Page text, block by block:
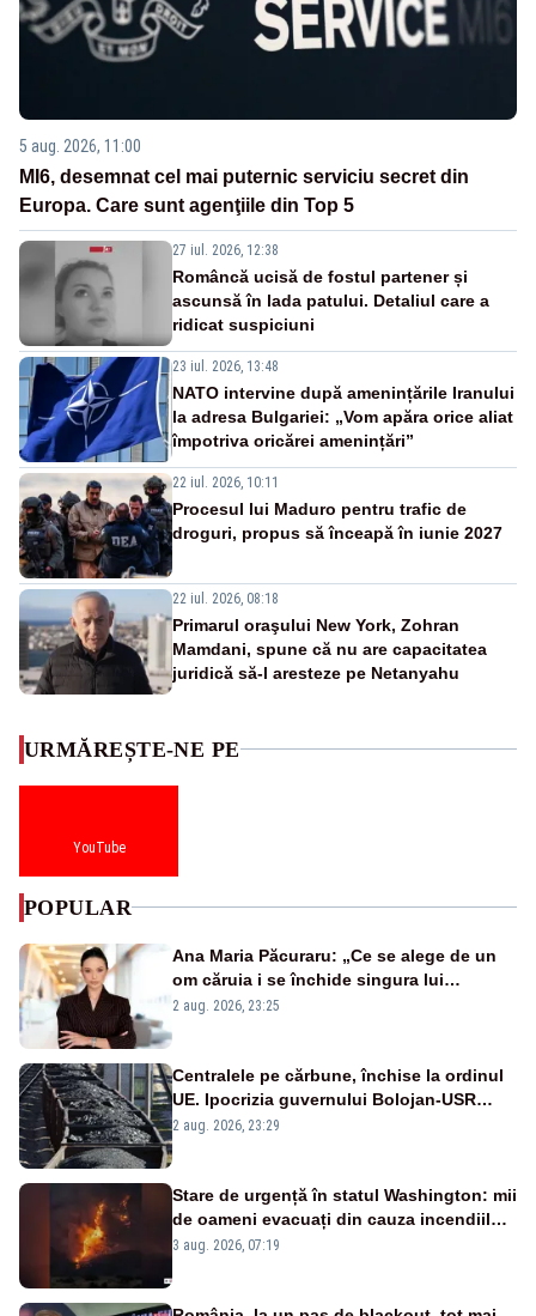
5 aug. 2026, 11:00
MI6, desemnat cel mai puternic serviciu secret din
Europa. Care sunt agenţiile din Top 5
27 iul. 2026, 12:38
Româncă ucisă de fostul partener și
ascunsă în lada patului. Detaliul care a
ridicat suspiciuni
23 iul. 2026, 13:48
NATO intervine după amenințările Iranului
la adresa Bulgariei: „Vom apăra orice aliat
împotriva oricărei amenințări”
22 iul. 2026, 10:11
Procesul lui Maduro pentru trafic de
droguri, propus să înceapă în iunie 2027
22 iul. 2026, 08:18
Primarul oraşului New York, Zohran
Mamdani, spune că nu are capacitatea
juridică să-l aresteze pe Netanyahu
URMĂREȘTE-NE PE
YouTube
POPULAR
Ana Maria Păcuraru: „Ce se alege de un
om căruia i se închide singura lui
portiță?”
2 aug. 2026, 23:25
Centralele pe cărbune, închise la ordinul
UE. Ipocrizia guvernului Bolojan-USR
după starea de alertă
2 aug. 2026, 23:29
Stare de urgență în statul Washington: mii
de oameni evacuați din cauza incendiilor
puternice de vegetație
3 aug. 2026, 07:19